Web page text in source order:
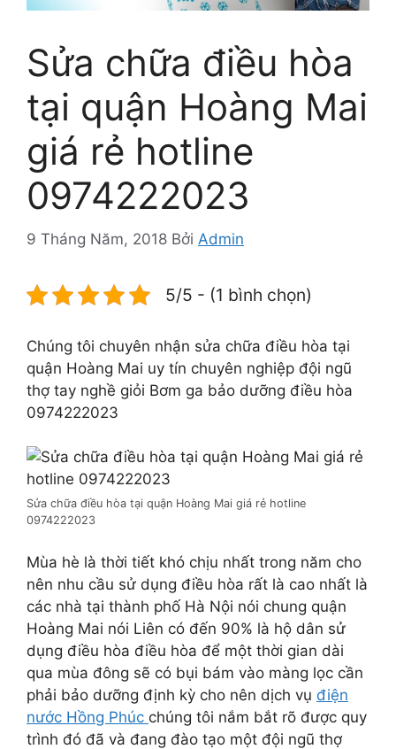
Sửa chữa điều hòa
tại quận Hoàng Mai
giá rẻ hotline
0974222023
9 Tháng Năm, 2018 Bởi Admin
5/5 - (1 bình chọn)
Chúng tôi chuyên nhận sửa chữa điều hòa tại
quận Hoàng Mai uy tín chuyên nghiệp đội ngũ
thợ tay nghề giỏi Bơm ga bảo dưỡng điều hòa
0974222023
Sửa chữa điều hòa tại quận Hoàng Mai giá rẻ hotline
0974222023
Mùa hè là thời tiết khó chịu nhất trong năm cho
nên nhu cầu sử dụng điều hòa rất là cao nhất là
các nhà tại thành phố Hà Nội nói chung quận
Hoàng Mai nói Liên có đến 90% là hộ dân sử
dụng điều hòa điều hòa để một thời gian dài
qua mùa đông sẽ có bụi bám vào màng lọc cần
phải bảo dưỡng định kỳ cho nên dịch vụ điện
nước Hồng Phúc chúng tôi nắm bắt rõ được quy
trình đó đã và đang đào tạo một đội ngũ thợ